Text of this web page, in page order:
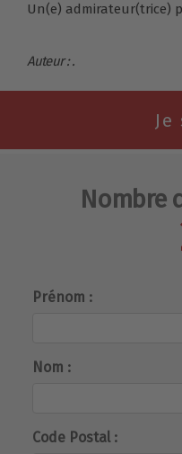
Un(e) admirateur(trice)
Auteur : .
Nombre
Prénom :
Nom :
Code Postal :